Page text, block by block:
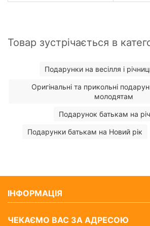
Товар зустрічається в
Подарунки на весілля і
Оригінальні та прикольні
молодятам
Подарунок батькам на
Подарунки батькам на Новий рік
ІНФОРМАЦІЯ
ЧЕКАЄМО ВАС ЗА АДРЕСОЮ